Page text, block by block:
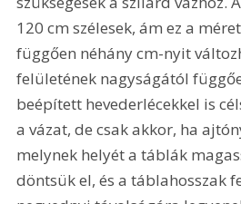
120 cm szélesek, ám ez a
függően néhány cm-nyit
felületének nagyságától
beépített hevederlécekkel is
a vázat, de csak akkor, ha
melynek helyét a táblák
döntsük el, és a táblahosszak